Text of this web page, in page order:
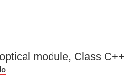
module, Class C++